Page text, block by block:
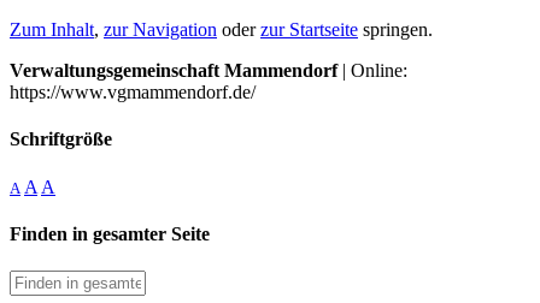
Zum Inhalt, zur Navigation oderzur Startseite springen.
Verwaltungsgemeinschaft Mammendorf| Online:
https://www.vgmammendorf.de/
Schriftgröße
A A A
Finden in gesamter Seite